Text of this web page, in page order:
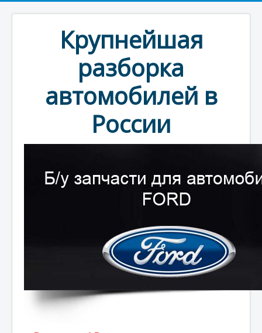
Крупнейшая
разборка
автомобилей в
России